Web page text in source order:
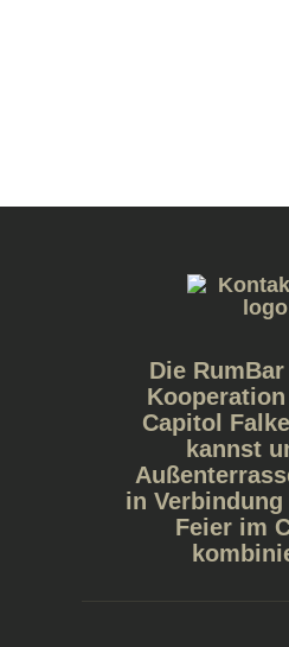
Die
Capitol
kannst
in
Feier im